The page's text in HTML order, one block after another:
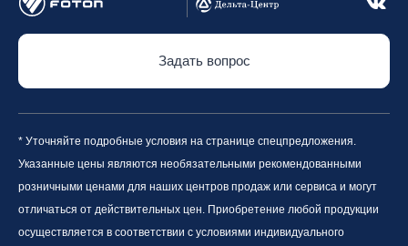
Задать вопрос
* Уточняйте подробные условия на странице спецпредложения.
Указанные цены являются необязательными рекомендованными
розничными ценами для наших центров продаж или сервиса и могут
отличаться от действительных цен. Приобретение любой продукции
осуществляется в соответствии с условиями индивидуального